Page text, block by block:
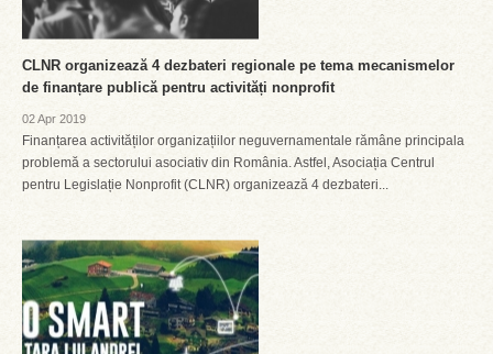
CLNR organizează 4 dezbateri regionale pe tema mecanismelor
de finanțare publică pentru activități nonprofit
02 Apr 2019
Finanțarea activităților organizațiilor neguvernamentale rămâne principala
problemă a sectorului asociativ din România. Astfel, Asociația Centrul
pentru Legislație Nonprofit (CLNR) organizează 4 dezbateri...